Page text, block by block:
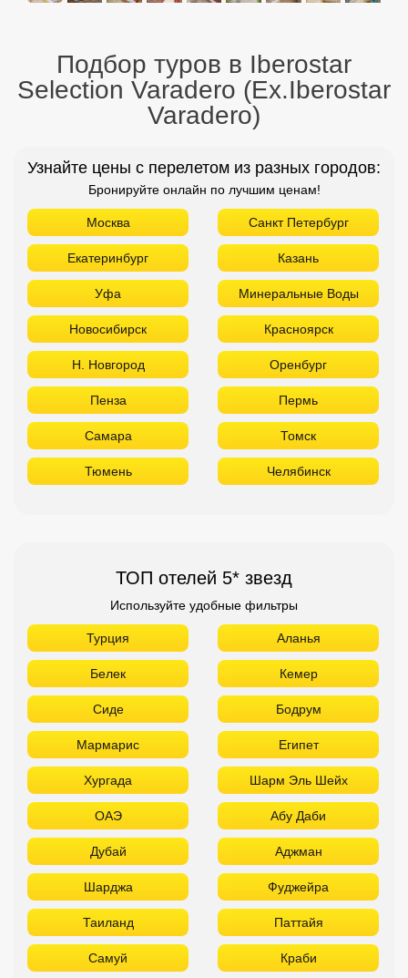
Подбор туров в Iberostar
Selection Varadero (Ex.Iberostar
Varadero)
Узнайте цены с перелетом из разных городов:
Бронируйте онлайн по лучшим ценам!
Москва Санкт Петербург
Екатеринбург Казань
Уфа Минеральные Воды
Новосибирск Красноярск
Н. Новгород Оренбург
Пенза Пермь
Самара Томск
Тюмень Челябинск
ТОП отелей 5* звезд
Используйте удобные фильтры
Турция Аланья
Белек Кемер
Сиде Бодрум
Мармарис Египет
Хургада Шарм Эль Шейх
ОАЭ Абу Даби
Дубай Аджман
Шарджа Фуджейра
Таиланд Паттайя
Самуй Краби